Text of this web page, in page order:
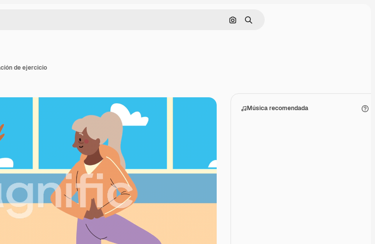
Buscar por imagen
Buscar
Música recomendada
de ejercicio